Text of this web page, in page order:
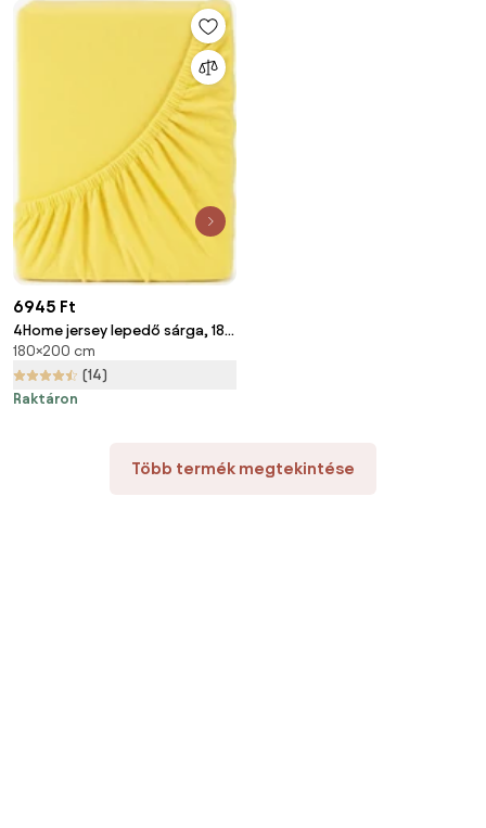
6945 Ft
4Home jersey lepedő sárga, 180
x 200 cm
180×200 cm
(14)
Raktáron
Több termék megtekintése